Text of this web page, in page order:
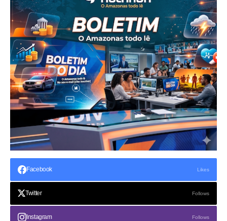
Facebook Likes
Twitter Follows
Instagram Follows